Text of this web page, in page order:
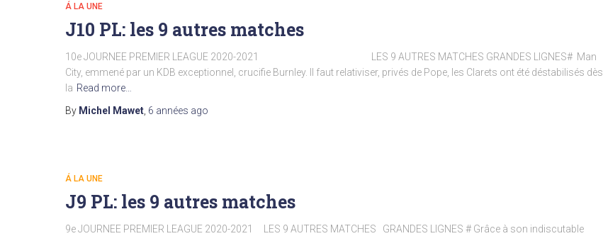
Á LA UNE
J10 PL: les 9 autres matches
10e JOURNEE PREMIER LEAGUE 2020-2021 LES 9 AUTRES MATCHES GRANDES LIGNES# Man
City, emmené par un KDB exceptionnel, crucifie Burnley. Il faut relativiser, privés de Pope, les Clarets ont été déstabilisés dès
la Read more…
By Michel Mawet, 6 années ago
Á LA UNE
J9 PL: les 9 autres matches
9e JOURNEE PREMIER LEAGUE 2020-2021 LES 9 AUTRES MATCHES GRANDES LIGNES # Grâce à son indiscutable